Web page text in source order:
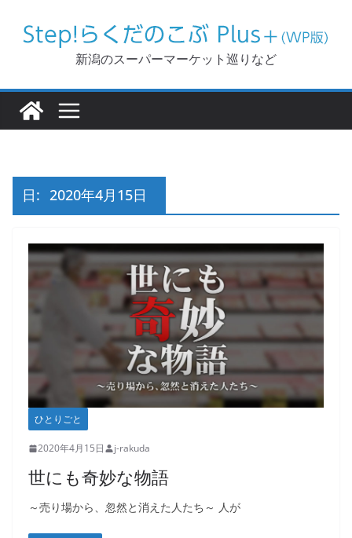
新潟のスーパーマーケット巡りなど
日: 2020年4月15日
ひとりごと
2020年4月15日 j-rakuda
世にも奇妙な物語
～売り場から、忽然と消えた人たち～ 人が